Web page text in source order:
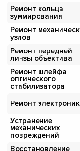
Ремонт кольца
зуммирования
Ремонт
узлов
Ремонт передней
линзы объектива
Ремонт шлейфа
оптического
стабилизатора
Ремонт
Устранение
механических
повреждений
Восстановление